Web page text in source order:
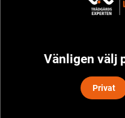
Vänligen välj
Privat